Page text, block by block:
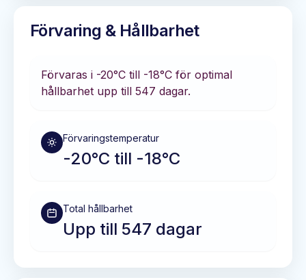
Förvaring & Hållbarhet
Förvaras i -20°C till -18°C för optimal
hållbarhet upp till 547 dagar.
Förvaringstemperatur
-20°C till -18°C
Total hållbarhet
Upp till 547 dagar